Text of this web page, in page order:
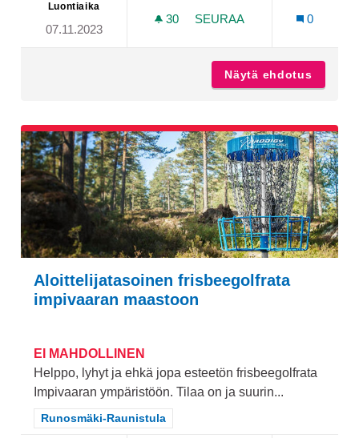
Luontiaika
07.11.2023
30 30 SEURAAJAA
SEURAA
0
Näytä ehdotus
Aloittelijatasoinen frisbeegolfrata
impivaaran maastoon
EI MAHDOLLINEN
Helppo, lyhyt ja ehkä jopa esteetön frisbeegolfrata
Impivaaran ympäristöön. Tilaa on ja suurin...
Rajaa tulokset teeman mukaan: Runosmäki-Raunistula
Runosmäki-Raunistula